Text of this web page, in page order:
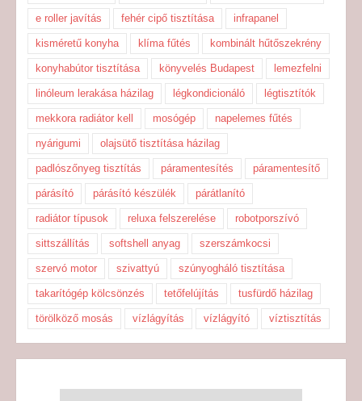
e roller javítás fehér cipő tisztítása infrapanel
kisméretű konyha klíma fűtés kombinált hűtőszekrény
konyhabútor tisztítása könyvelés Budapest lemezfelni
linóleum lerakása házilag légkondicionáló légtisztítók
mekkora radiátor kell mosógép napelemes fűtés
nyárigumi olajsütő tisztítása házilag
padlószőnyeg tisztítás páramentesítés páramentesítő
párásító párásító készülék párátlanító
radiátor típusok reluxa felszerelése robotporszívó
sittszállítás softshell anyag szerszámkocsi
szervó motor szivattyú szúnyogháló tisztítása
takarítógép kölcsönzés tetőfelújítás tusfürdő házilag
törölköző mosás vízlágyítás vízlágyító víztisztítás